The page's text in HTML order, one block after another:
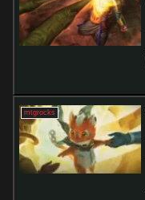
mtgrocks